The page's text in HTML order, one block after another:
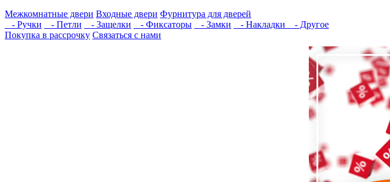
Межкомнатные двери Входные двери Фурнитура для дверей
- Ручки
- Петли - Защелки - Фиксаторы - Замки - Накладки
- Другое
Покупка в рассрочку Связаться с нами